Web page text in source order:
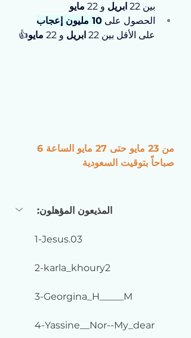
بين 22 ابريل و 22
مايو
الحصول على 10 مليون إعجاب
على الأقل بين 22 ابريل و 22 مايو👍
صباحاً بتوقيت السعودية
المذيعون المؤهلون:
1-Jesus.03
2-karla_khoury2
3-Georgina_H_____M
4-Yassine__Nor--My_dear